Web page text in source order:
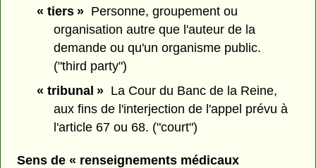
« tiers »Personne, groupement ou
organisation autre que l'auteur de la
demande ou qu'un organisme public.
("third party")
« tribunal »La Cour du Banc de la Reine,
aux fins de l'interjection de l'appel prévu à
l'article 67 ou 68. ("court")
Sens de « renseignements médicaux